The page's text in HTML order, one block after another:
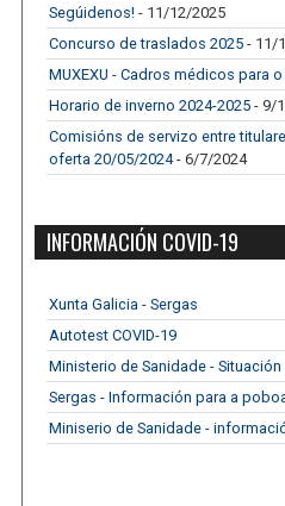
Segúidenos! - 11/12/2025
Concurso de traslados 2025 - 11/
MUXEXU - Cadros médicos para
Horario de inverno 2024-2025 - 9/
Comisións de servizo entre
oferta 20/05/2024- 6/7/2024
INFORMACIÓN COVID-19
Xunta Galicia - Sergas
Autotest COVID-19
Ministerio de Sanidade - Situación
Sergas - Información para a
Miniserio de Sanidade -